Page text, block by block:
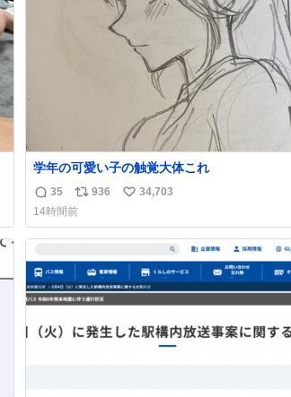
数
学年の可愛い子の触覚大体これ
返
信
数
35
リ
ポ
ス
数
936
い
ね
34,703
14時間前